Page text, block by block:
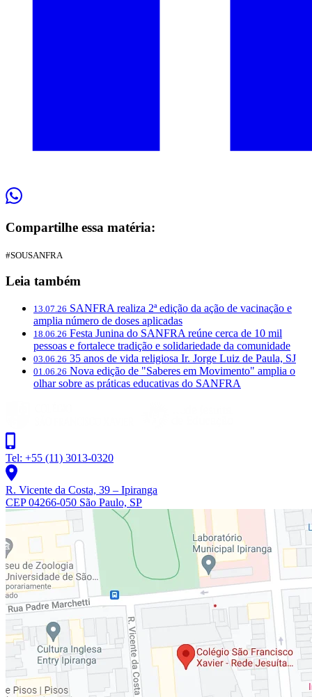
Compartilhe essa matéria:
#SOUSANFRA
Leia também
13.07.26 SANFRA realiza 2ª edição da ação de vacinação e
amplia número de doses aplicadas
18.06.26 Festa Junina do SANFRA reúne cerca de 10 mil
pessoas e fortalece tradição e solidariedade da comunidade
03.06.26 35 anos de vida religiosa Ir. Jorge Luiz de Paula, SJ
01.06.26 Nova edição de "Saberes em Movimento" amplia o
olhar sobre as práticas educativas do SANFRA
Tel: +55 (11) 3013-0320
R. Vicente da Costa, 39 – Ipiranga
CEP 04266-050 São Paulo, SP